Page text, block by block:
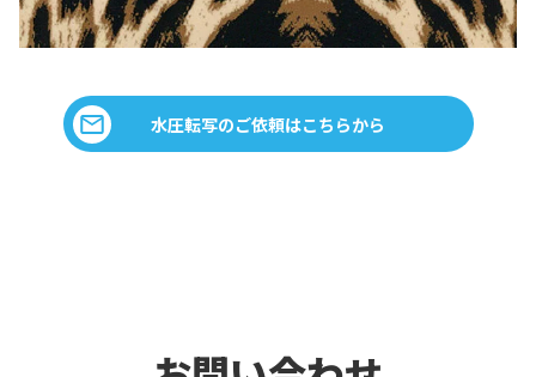
水圧転写のご依頼はこちらから